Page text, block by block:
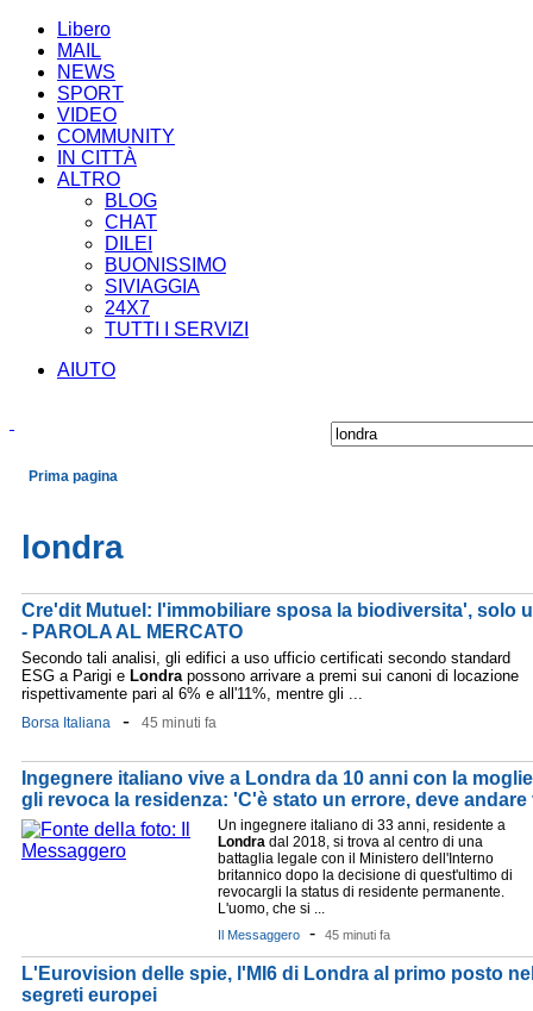
Libero
MAIL
NEWS
SPORT
VIDEO
COMMUNITY
IN CITTÀ
ALTRO
BLOG
CHAT
DILEI
BUONISSIMO
SIVIAGGIA
24X7
TUTTI I SERVIZI
AIUTO
Prima pagina
londra
Cre'dit Mutuel: l'immobiliare sposa la biodiversita', solo
- PAROLA AL MERCATO
Secondo tali analisi, gli edifici a uso ufficio certificati secondo standard
ESG a Parigi e Londrapossono arrivare a premi sui canoni di locazione
rispettivamente pari al 6% e all'11%, mentre gli ...
Borsa Italiana - 45 minuti fa
Ingegnere italiano vive a Londra da 10 anni con la
gli revoca la residenza: 'C'è stato un errore, deve andare
Un ingegnere italiano di 33 anni, residente a
Londra dal 2018, si trova al centro di una
battaglia legale con il Ministero dell'Interno
britannico dopo la decisione di quest'ultimo di
revocargli la status di residente permanente.
L'uomo, che si ...
Il Messaggero - 45 minuti fa
L'Eurovision delle spie, l'MI6 di Londra al primo posto
segreti europei